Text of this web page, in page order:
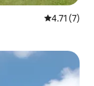
レビュー7
4.71 (7)